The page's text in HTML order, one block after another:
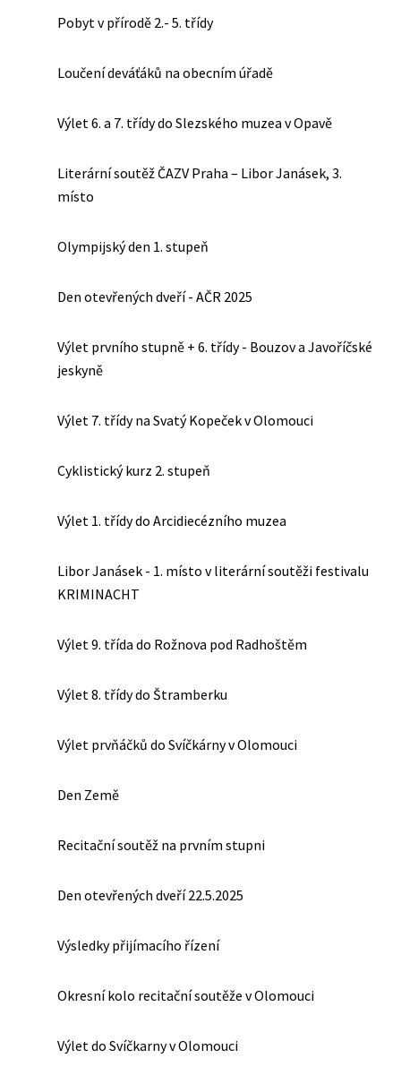
Pobyt v přírodě 2.- 5. třídy
Loučení deváťáků na obecním úřadě
Výlet 6. a 7. třídy do Slezského muzea v Opavě
Literární soutěž ČAZV Praha – Libor Janásek, 3.
místo
Olympijský den 1. stupeň
Den otevřených dveří - AČR 2025
Výlet prvního stupně + 6. třídy - Bouzov a Javoříčské
jeskyně
Výlet 7. třídy na Svatý Kopeček v Olomouci
Cyklistický kurz 2. stupeň
Výlet 1. třídy do Arcidiecézního muzea
Libor Janásek - 1. místo v literární soutěži festivalu
KRIMINACHT
Výlet 9. třída do Rožnova pod Radhoštěm
Výlet 8. třídy do Štramberku
Výlet prvňáčků do Svíčkárny v Olomouci
Den Země
Recitační soutěž na prvním stupni
Den otevřených dveří 22.5.2025
Výsledky přijímacího řízení
Okresní kolo recitační soutěže v Olomouci
Výlet do Svíčkarny v Olomouci